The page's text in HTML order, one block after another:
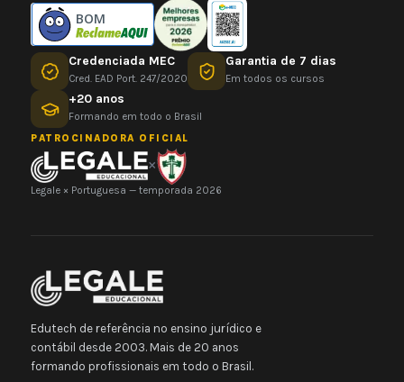
BOM
Credenciada MEC
Cred. EAD Port. 247/2020
Garantia de 7 dias
Em todos os cursos
+20 anos
Formando em todo o Brasil
PATROCINADORA OFICIAL
×
Legale × Portuguesa — temporada 2026
Edutech de referência no ensino jurídico e
contábil desde 2003. Mais de 20 anos
formando profissionais em todo o Brasil.